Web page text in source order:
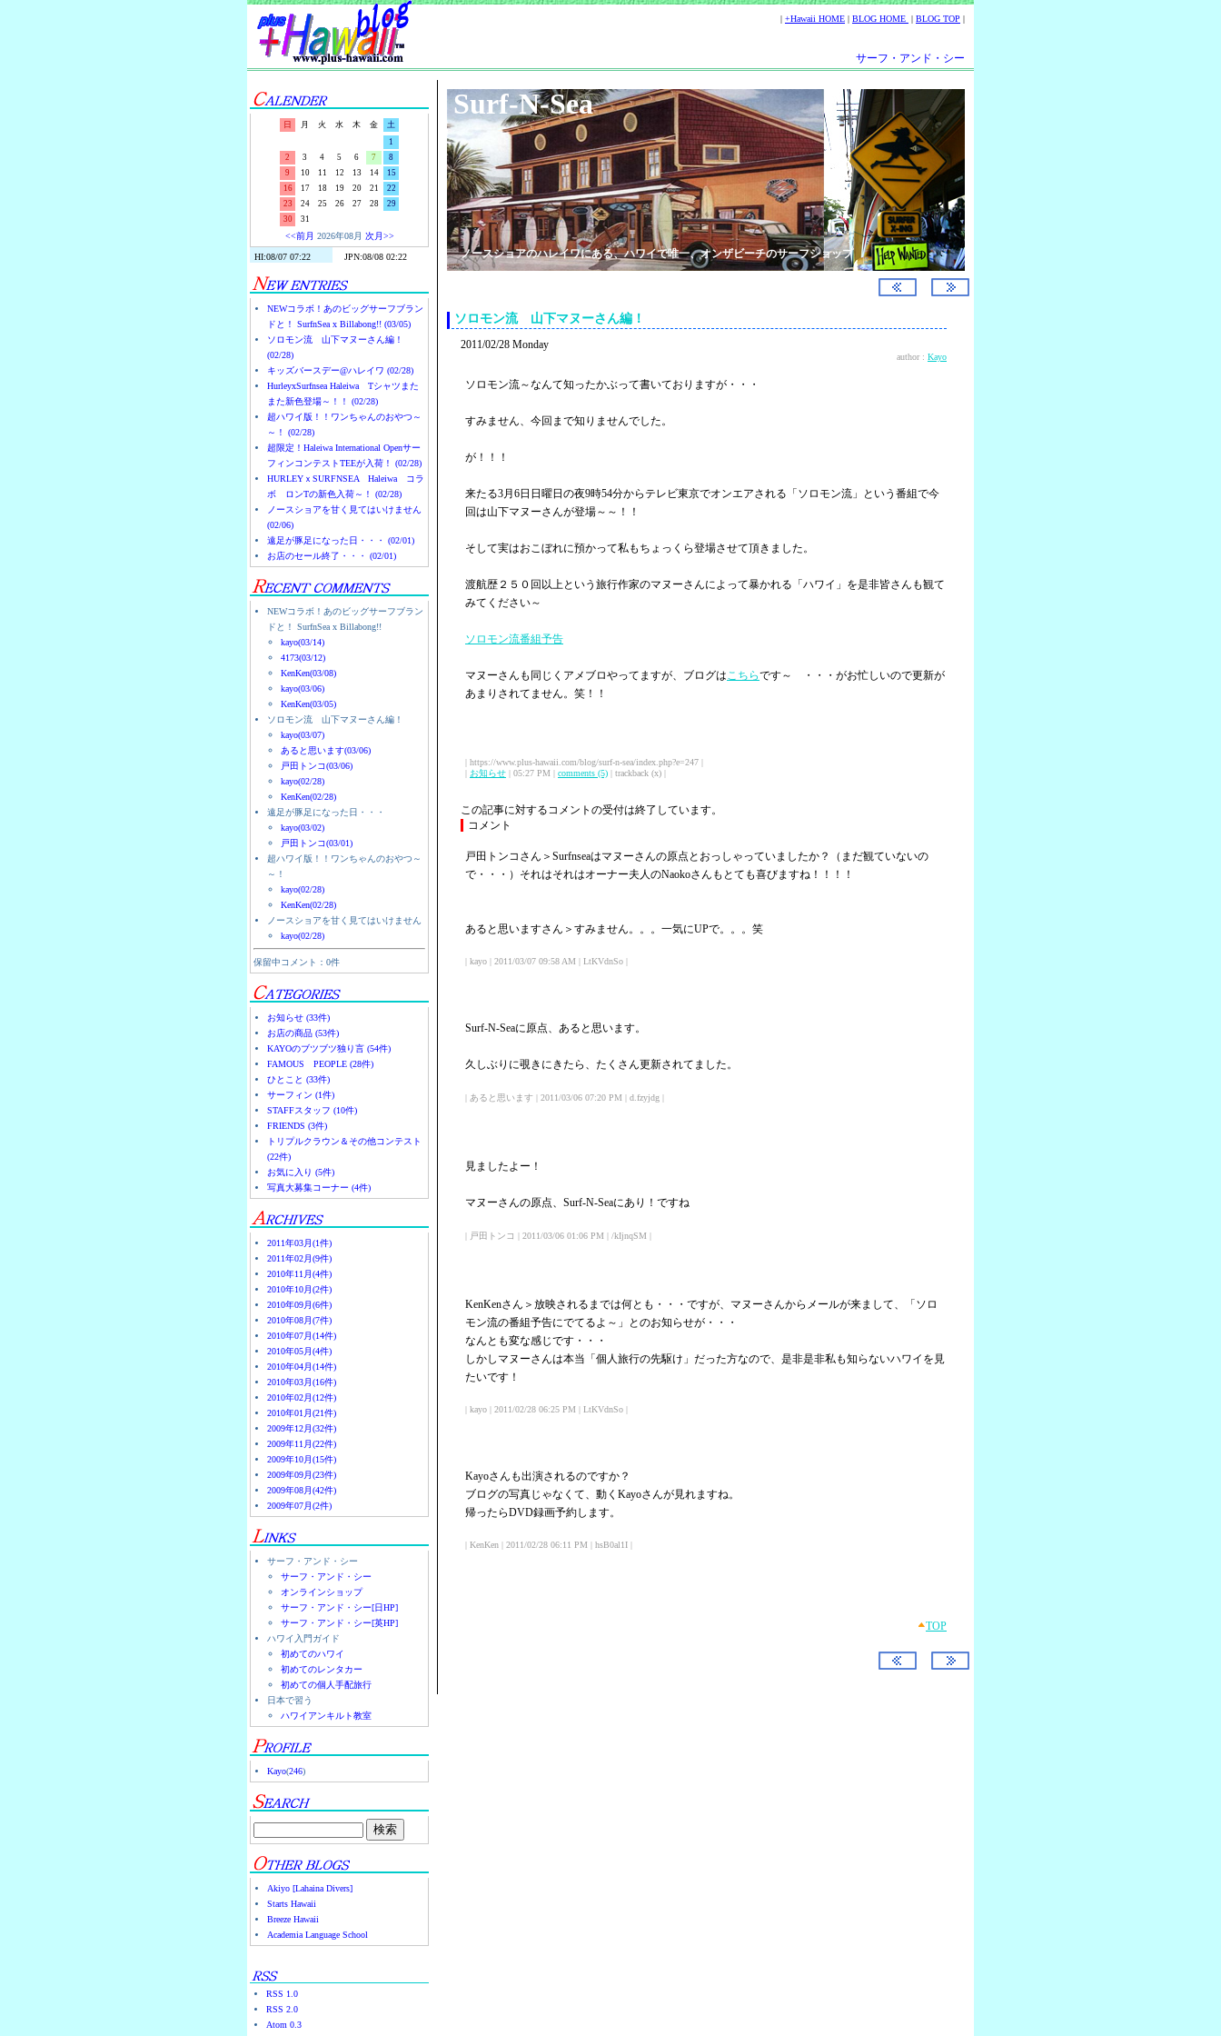
| +Hawaii HOME | BLOG HOME | BLOG TOP |
サーフ・アンド・シー
日 月 火 水 木 金
土
1
2
3 4 5 6 7
8
9
10 11 12 13 14
15
16
17 18 19 20 21
22
23
24 25 26 27 28
29
30
31
<<前月 2026年08月 次月>>
NEWコラボ！あのビッグサーフブラン
ドと！ SurfnSea x Billabong!! (03/05)
ソロモン流 山下マヌーさん編！
(02/28)
キッズバースデー@ハレイワ (02/28)
HurleyxSurfnsea Haleiwa Tシャツまた
また新色登場～！！ (02/28)
超ハワイ版！！ワンちゃんのおやつ～
～！ (02/28)
超限定！Haleiwa International Openサー
フィンコンテストTEEが入荷！ (02/28)
HURLEYｘSURFNSEA Haleiwa コラ
ボ ロンTの新色入荷～！ (02/28)
ノースショアを甘く見てはいけません
(02/06)
遠足が豚足になった日・・・ (02/01)
お店のセール終了・・・ (02/01)
NEWコラボ！あのビッグサーフブラン
ドと！ SurfnSea x Billabong!!
kayo(03/14)
4173(03/12)
KenKen(03/08)
kayo(03/06)
KenKen(03/05)
ソロモン流 山下マヌーさん編！
kayo(03/07)
あると思います(03/06)
戸田トンコ(03/06)
kayo(02/28)
KenKen(02/28)
遠足が豚足になった日・・・
kayo(03/02)
戸田トンコ(03/01)
超ハワイ版！！ワンちゃんのおやつ～
～！
kayo(02/28)
KenKen(02/28)
ノースショアを甘く見てはいけません
kayo(02/28)
保留中コメント：0件
お知らせ (33件)
お店の商品 (53件)
KAYOのブツブツ独り言 (54件)
FAMOUS PEOPLE (28件)
ひとこと (33件)
サーフィン (1件)
STAFFスタッフ (10件)
FRIENDS (3件)
トリプルクラウン＆その他コンテスト
(22件)
お気に入り (5件)
写真大募集コーナー (4件)
2011年03月(1件)
2011年02月(9件)
2010年11月(4件)
2010年10月(2件)
2010年09月(6件)
2010年08月(7件)
2010年07月(14件)
2010年05月(4件)
2010年04月(14件)
2010年03月(16件)
2010年02月(12件)
2010年01月(21件)
2009年12月(32件)
2009年11月(22件)
2009年10月(15件)
2009年09月(23件)
2009年08月(42件)
2009年07月(2件)
サーフ・アンド・シー
サーフ・アンド・シー
オンラインショップ
サーフ・アンド・シー[日HP]
サーフ・アンド・シー[英HP]
ハワイ入門ガイド
初めてのハワイ
初めてのレンタカー
初めての個人手配旅行
日本で習う
ハワイアンキルト教室
Kayo(246)
Akiyo [Lahaina Divers]
Starts Hawaii
Breeze Hawaii
Academia Language School
RSS 1.0
RSS 2.0
Atom 0.3
Surf-N-Sea
ノースショアのハレイワにある、ハワイで唯一、オンザビーチのサーフショップ
ソロモン流 山下マヌーさん編！
2011/02/28 Monday
author : Kayo
ソロモン流～なんて知ったかぶって書いておりますが・・・
すみません、今回まで知りませんでした。
が！！！
来たる3月6日日曜日の夜9時54分からテレビ東京でオンエアされる「ソロモン流」という番組で今
回は山下マヌーさんが登場～～！！
そして実はおこぼれに預かって私もちょっくら登場させて頂きました。
渡航歴２５０回以上という旅行作家のマヌーさんによって暴かれる「ハワイ」を是非皆さんも観て
みてください～
ソロモン流番組予告
マヌーさんも同じくアメブロやってますが、ブログはこちらです～ ・・・がお忙しいので更新が
あまりされてません。笑！！
| https://www.plus-hawaii.com/blog/surf-n-sea/index.php?e=247 |
| お知らせ | 05:27 PM | comments (5) | trackback (x) |
この記事に対するコメントの受付は終了しています。
コメント
戸田トンコさん＞Surfnseaはマヌーさんの原点とおっしゃっていましたか？（まだ観ていないの
で・・・）それはそれはオーナー夫人のNaokoさんもとても喜びますね！！！！
あると思いますさん＞すみません。。。一気にUPで。。。笑
| kayo | 2011/03/07 09:58 AM | LtKVdnSo |
Surf-N-Seaに原点、あると思います。
久しぶりに覗きにきたら、たくさん更新されてました。
| あると思います | 2011/03/06 07:20 PM | d.fzyjdg |
見ましたよー！
マヌーさんの原点、Surf-N-Seaにあり！ですね
| 戸田トンコ | 2011/03/06 01:06 PM | /kIjnqSM |
KenKenさん＞放映されるまでは何とも・・・ですが、マヌーさんからメールが来まして、「ソロ
モン流の番組予告にでてるよ～」とのお知らせが・・・
なんとも変な感じです・・・
しかしマヌーさんは本当「個人旅行の先駆け」だった方なので、是非是非私も知らないハワイを見
たいです！
| kayo | 2011/02/28 06:25 PM | LtKVdnSo |
Kayoさんも出演されるのですか？
ブログの写真じゃなくて、動くKayoさんが見れますね。
帰ったらDVD録画予約します。
| KenKen | 2011/02/28 06:11 PM | hsB0al1I |
TOP